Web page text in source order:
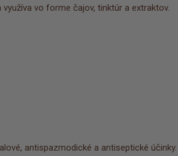
vo forme čajov, tinktúr a extraktov.
antispazmodické a antiseptické účinky.